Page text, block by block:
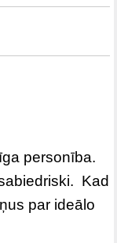
personība.
Kad
par ideālo